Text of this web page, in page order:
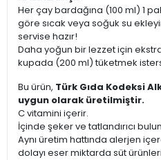
Her çay bardağına (100 ml) 1
göre sıcak veya soğuk su
servise hazır!
Daha yoğun bir lezzet için
kupada (200 ml) tüketmek
Bu ürün, Türk Gıda Kodeksi
uygun olarak üretilmiştir.
C vitamini içerir.
İçinde şeker ve tatlandırıcı
Aynı üretim hattında alerjen
dolayı eser miktarda süt